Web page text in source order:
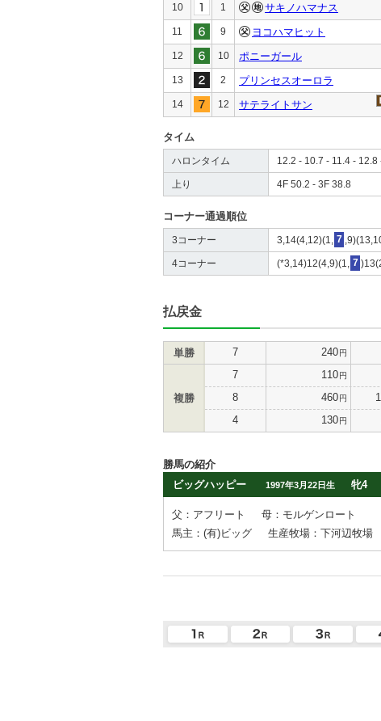
10 1 サキノハマナス
11 9 ヨコハマヒット
12 10 ポニーガール
13 2 プリンセスオーロラ
14 12 サテライトサン
タイム
ハロンタイム 12.2 - 10.7 - 11.4 - 12.8
上り 4F 50.2 - 3F 38.8
コーナー通過順位
3コーナー 3,14(4,12)(1, 7
4コーナー (*3,14)12(4,9)(1, 7
払戻金
単勝 7 240円
複勝
7 110円
8 460円
4 130円
勝馬の紹介
ビッグハッピー
1997年3月22日生 牝4
父：アフリート
母：モルゲンロート
馬主：(有)ビッグ
生産牧場：下河辺牧場